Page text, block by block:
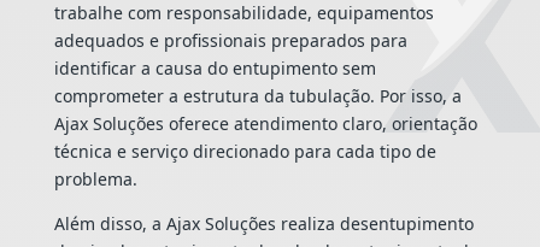
trabalhe com responsabilidade, equipamentos
adequados e profissionais preparados para
identificar a causa do entupimento sem
comprometer a estrutura da tubulação. Por isso, a
Ajax Soluções oferece atendimento claro, orientação
técnica e serviço direcionado para cada tipo de
problema.
Além disso, a Ajax Soluções realiza desentupimento